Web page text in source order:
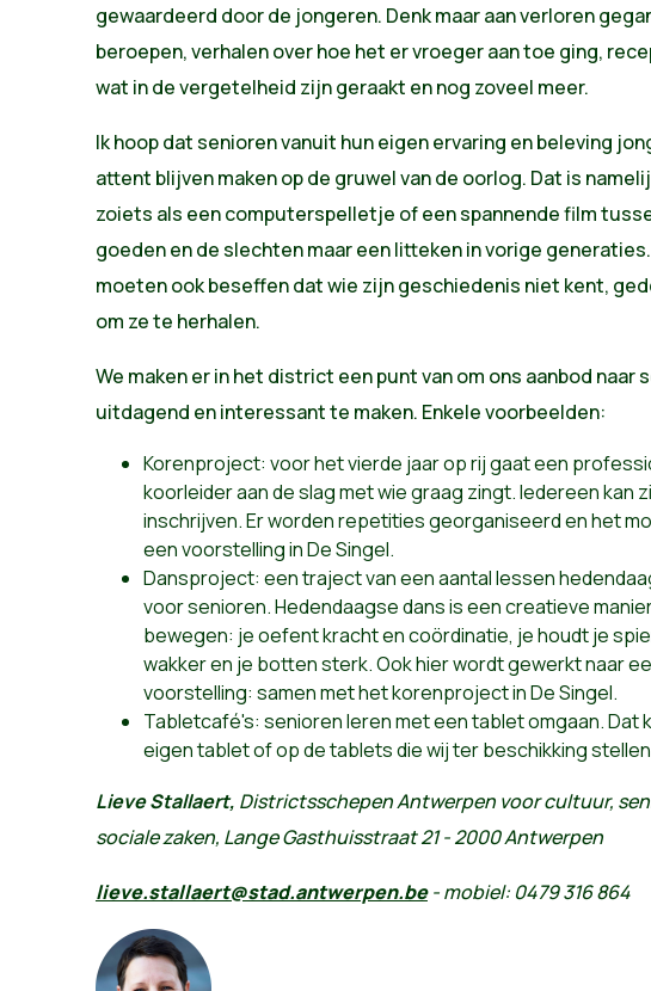
gewaardeerd door de jongeren. Denk maar aan verloren
beroepen, verhalen over hoe het er vroeger aan toe ging,
wat in de vergetelheid zijn geraakt en nog zoveel meer.
Ik hoop dat senioren vanuit hun eigen ervaring en beleving
attent blijven maken op de gruwel van de oorlog. Dat is
zoiets als een computerspelletje of een spannende film
goeden en de slechten maar een litteken in vorige
moeten ook beseffen dat wie zijn geschiedenis niet kent,
om ze te herhalen.
We maken er in het district een punt van om ons aanbod naar
uitdagend en interessant te maken. Enkele voorbeelden:
Korenproject: voor het vierde jaar op rij gaat een
koorleider aan de slag met wie graag zingt. Iedereen kan
inschrijven. Er worden repetities georganiseerd en het
een voorstelling in De Singel.
Dansproject: een traject van een aantal lessen
voor senioren. Hedendaagse dans is een creatieve
bewegen: je oefent kracht en coördinatie, je houdt je
wakker en je botten sterk. Ook hier wordt gewerkt naar
voorstelling: samen met het korenproject in De Singel.
Tabletcafé's: senioren leren met een tablet omgaan. Dat
eigen tablet of op de tablets die wij ter beschikking
Lieve Stallaert, Districtsschepen Antwerpen voor cultuur,
sociale zaken, Lange Gasthuisstraat 21 - 2000 Antwerpen
lieve.stallaert@stad.antwerpen.be- mobiel: 0479 316 864